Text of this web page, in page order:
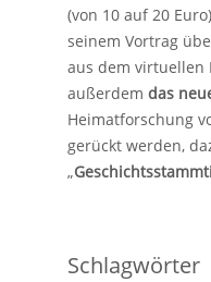
(von 10 auf 20
seinem Vortrag
aus dem virtuellen
außerdem das
Heimatforschung
gerückt werden,
„
Schlagwörter